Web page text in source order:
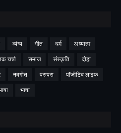
व्यंग्य गीत धर्म
अध्यात्म
चर्चा समाज संस्कृति
दोहा
नवगीत परम्परा
पॉजीटिव लाइफ
भाषा